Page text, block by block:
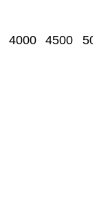
4000 4500